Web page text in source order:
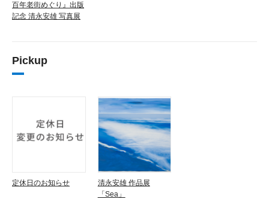
百年老街めぐり』出版
記念 清永安雄 写真展
Pickup
定休日のお知らせ
清永安雄 作品展
「Sea」